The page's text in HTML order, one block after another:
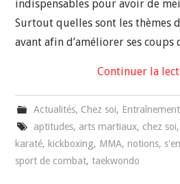
indispensables pour avoir de
Surtout quelles sont les thèmes
avant afin d’améliorer ses coups
Continuer la
Actualités, Chez soi, Entraînement
aptitudes, arts martiaux, chez soi,
karaté, kickboxing, MMA,notions,
sport de combat, taekwondo